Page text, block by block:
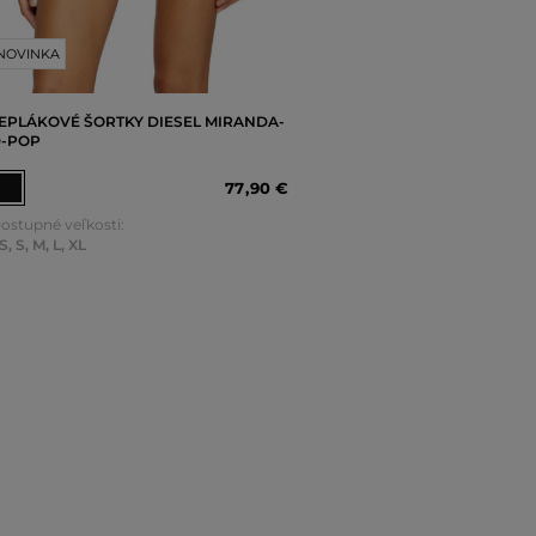
ŠORTKY DIESEL MIRANDA-
POP
77,90 €
veľkosti:
, S, M, L, XL